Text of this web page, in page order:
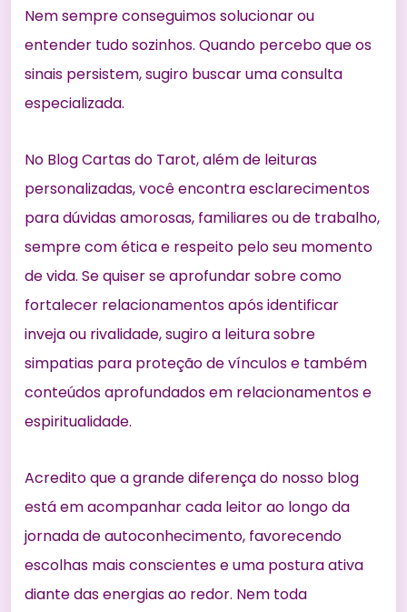
Nem sempre conseguimos solucionar ou
entender tudo sozinhos. Quando percebo que os
sinais persistem, sugiro buscar uma consulta
especializada.
No Blog Cartas do Tarot, além de leituras
personalizadas, você encontra esclarecimentos
para dúvidas amorosas, familiares ou de trabalho,
sempre com ética e respeito pelo seu momento
de vida. Se quiser se aprofundar sobre como
fortalecer relacionamentos após identificar
inveja ou rivalidade, sugiro a leitura sobre
simpatias para proteção de vínculose também
conteúdos aprofundados em relacionamentos e
espiritualidade.
Acredito que a grande diferença do nosso blog
está em acompanhar cada leitor ao longo da
jornada de autoconhecimento, favorecendo
escolhas mais conscientes e uma postura ativa
diante das energias ao redor. Nem toda